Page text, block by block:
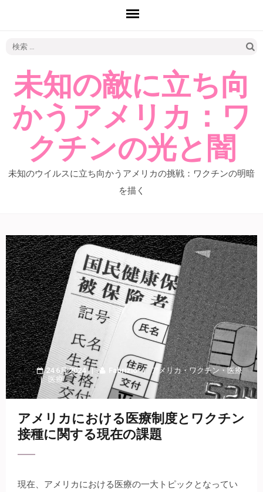
索:
未知の敵に立ち向
かうアメリカ：ワ
クチンの光と闇
未知のウイルスに立ち向かうアメリカの挑戦：ワクチンの明暗
を描く
24 6月 2024 Fabrizio アメリカ・ワクチン ・医療
医療
アメリカにおける医療制度とワクチン
接種に関する現在の課題
現在、アメリカにおける医療の一大トピックとなってい